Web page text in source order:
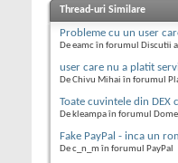
Thread-uri Similare
Probleme cu un user
De eamc în forumul Discutii
user care nu a platit
De Chivu Mihai în forumul
Toate cuvintele din DEX
De kleampa în forumul
Fake PayPal - inca un
De c_n_m în forumul PayPal